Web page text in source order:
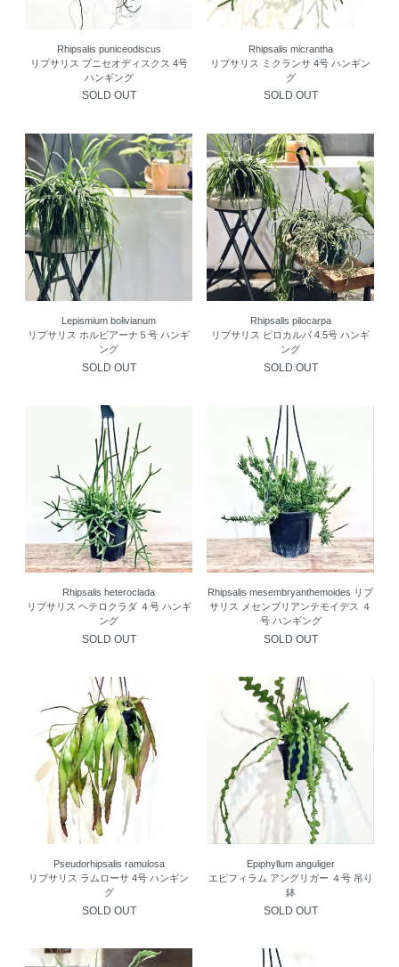
Rhipsalis puniceodiscus
リプサリス プニセオディスクス 4号
ハンギング
SOLD OUT
Rhipsalis micrantha
リプサリス ミクランサ 4号 ハンギン
グ
SOLD OUT
Lepismium bolivianum
リプサリス ホルビアーナ５号 ハンギ
ング
SOLD OUT
Rhipsalis pilocarpa
リプサリス ピロカルパ 4.5号 ハンギ
ング
SOLD OUT
Rhipsalis heteroclada
リプサリス ヘテロクラダ ４号 ハンギ
ング
SOLD OUT
Rhipsalis mesembryanthemoides リプ
サリス メセンブリアンテモイデス ４
号 ハンギング
SOLD OUT
Pseudorhipsalis ramulosa
リプサリス ラムローサ 4号 ハンギン
グ
SOLD OUT
Epiphyllum anguliger
エピフィラム アングリガー ４号 吊り
鉢
SOLD OUT